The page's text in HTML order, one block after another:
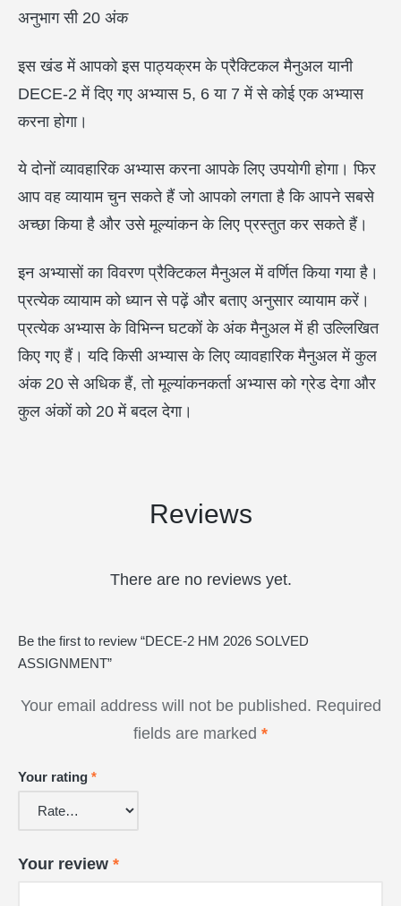
अनुभाग सी 20 अंक
इस खंड में आपको इस पाठ्यक्रम के प्रैक्टिकल मैनुअल यानी
DECE-2 में दिए गए अभ्यास 5, 6 या 7 में से कोई एक अभ्यास
करना होगा।
ये दोनों व्यावहारिक अभ्यास करना आपके लिए उपयोगी होगा। फिर
आप वह व्यायाम चुन सकते हैं जो आपको लगता है कि आपने सबसे
अच्छा किया है और उसे मूल्यांकन के लिए प्रस्तुत कर सकते हैं।
इन अभ्यासों का विवरण प्रैक्टिकल मैनुअल में वर्णित किया गया है।
प्रत्येक व्यायाम को ध्यान से पढ़ें और बताए अनुसार व्यायाम करें।
प्रत्येक अभ्यास के विभिन्न घटकों के अंक मैनुअल में ही उल्लिखित
किए गए हैं। यदि किसी अभ्यास के लिए व्यावहारिक मैनुअल में कुल
अंक 20 से अधिक हैं, तो मूल्यांकनकर्ता अभ्यास को ग्रेड देगा और
कुल अंकों को 20 में बदल देगा।
Reviews
There are no reviews yet.
Be the first to review “DECE-2 HM 2026 SOLVED
ASSIGNMENT”
Your email address will not be published. Required
fields are marked *
Your rating *
Your review *